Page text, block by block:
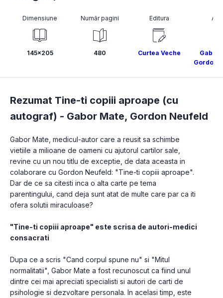
Dimensiune
145x205
Număr pagini
480
Editura
Curtea Veche
Gabor
Gordon
Rezumat Tine-ti copiii aproape (cu
autograf) - Gabor Mate, Gordon Neufeld
Gabor Mate, medicul-autor care a reusit sa schimbe
vietiile a milioane de oameni cu ajutorul cartilor sale,
revine cu un nou titlu de exceptie, de data aceasta in
colaborare cu Gordon Neufeld: "Tine-ti copiii aproape".
Dar de ce sa citesti inca o alta carte pe tema
parentingului, cand deja sunt atat de multe care par ca iti
ofera solutii miraculoase?
"Tine-ti copiii aproape" este scrisa de autori-medici
consacrati
Dupa ce a scris "Cand corpul spune nu" si "Mitul
normalitatii", Gabor Mate a fost recunoscut ca fiind unul
dintre cei mai apreciati specialisti si autori de carti de
psihologie si dezvoltare personala. In acelasi timp, este